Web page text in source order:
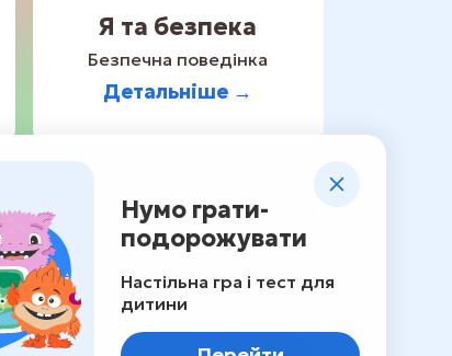
Я та безпека
Безпечна поведінка
Детальніше →
Нумо грати-
подорожувати
Настільна гра і тест для
дитини